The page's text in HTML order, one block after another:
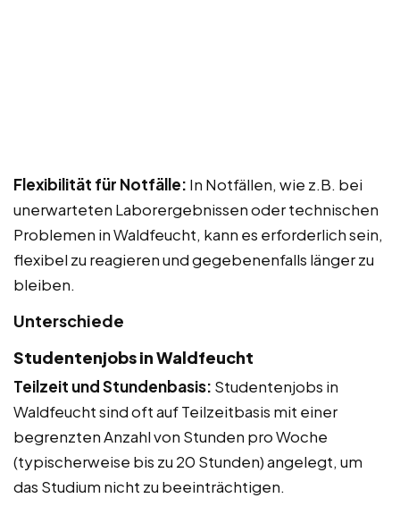
Flexibilität für Notfälle: In Notfällen, wie z.B. bei
unerwarteten Laborergebnissen oder technischen
Problemen in Waldfeucht, kann es erforderlich sein,
flexibel zu reagieren und gegebenenfalls länger zu
bleiben.
Unterschiede
Studentenjobs in Waldfeucht
Teilzeit und Stundenbasis: Studentenjobs in
Waldfeucht sind oft auf Teilzeitbasis mit einer
begrenzten Anzahl von Stunden pro Woche
(typischerweise bis zu 20 Stunden) angelegt, um
das Studium nicht zu beeinträchtigen.